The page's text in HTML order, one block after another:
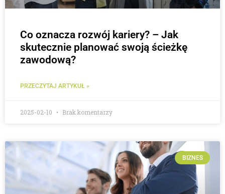
Co oznacza rozwój kariery? – Jak
skutecznie planować swoją ścieżkę
zawodową?
PRZECZYTAJ ARTYKUŁ »
2025-02-10 Brak komentarzy
BIZNES